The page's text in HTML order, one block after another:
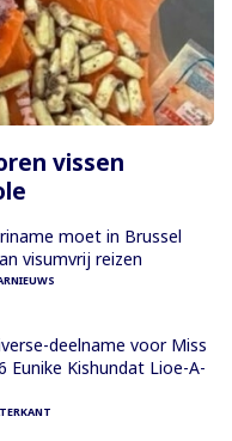
vissen
moet in Brussel
visumvrij reizen
deelname voor Miss
Eunike Kishundat Lioe-A-